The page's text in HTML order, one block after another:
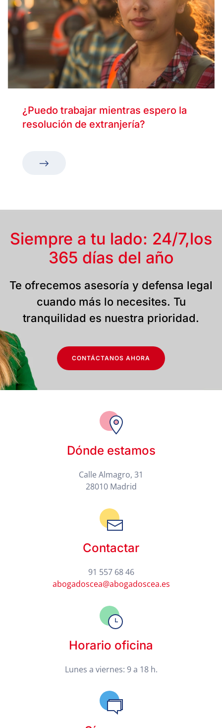
¿Puedo trabajar mientras espero la
resolución de extranjería?
Siempre a tu lado: 24/7,los
365 días del año
Te ofrecemos asesoría y defensa legal
cuando más lo necesites. Tu
tranquilidad es nuestra prioridad.
CONTÁCTANOS AHORA
Dónde estamos
Calle Almagro, 31
28010 Madrid
Contactar
91 557 68 46
abogadoscea@abogadoscea.es
Horario oficina
Lunes a viernes: 9 a 18 h.